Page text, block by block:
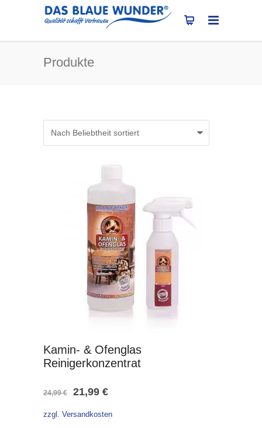
Produkte
Kamin- & Ofenglas
Reinigerkonzentrat
24,99€
Ursprünglicher
Preis
21,99 €Aktueller
Preis
zzgl. Versandkosten